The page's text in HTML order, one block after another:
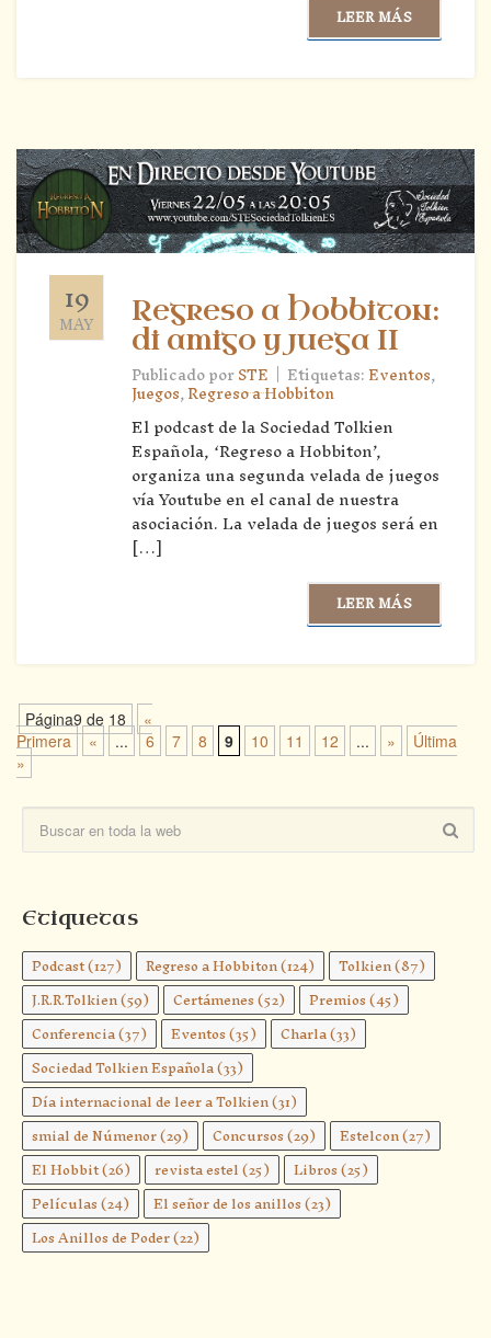
LEER MÁS
19
MAY
Regreso a Hobbiton:
di amigo y juega II
Publicado porSTE | Etiquetas:Eventos,
Juegos,Regreso a Hobbiton
El podcast de la Sociedad Tolkien
Española, ‘Regreso a Hobbiton’,
organiza una segunda velada de juegos
vía Youtube en el canal de nuestra
asociación. La velada de juegos será en
[…]
LEER MÁS
Página9 de 18
«
Primera
« ... 6 7 8 9 10 11 12 ... »
Última
»
Etiquetas
Podcast(127) Regreso a Hobbiton(124) Tolkien(87)
J.R.R.Tolkien(59) Certámenes(52) Premios(45)
Conferencia(37) Eventos(35) Charla(33)
Sociedad Tolkien Española(33)
Día internacional de leer a Tolkien(31)
smial de Númenor(29) Concursos(29) Estelcon(27)
El Hobbit(26) revista estel(25) Libros(25)
Películas(24) El señor de los anillos(23)
Los Anillos de Poder(22)